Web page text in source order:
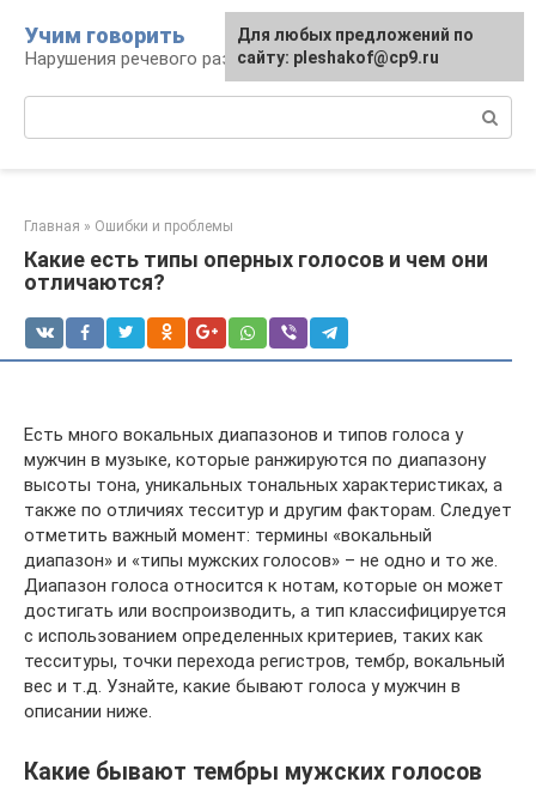
контенту
Учим говорить
Нарушения речевого развития
Главная » Ошибки и проблемы
Какие есть типы оперных голосов и чем они
отличаются?
Есть много вокальных диапазонов и типов голоса у
мужчин в музыке, которые ранжируются по диапазону
высоты тона, уникальных тональных характеристиках, а
также по отличиях тесситур и другим факторам. Следует
отметить важный момент: термины «вокальный
диапазон» и «типы мужских голосов» – не одно и то же.
Диапазон голоса относится к нотам, которые он может
достигать или воспроизводить, а тип классифицируется
с использованием определенных критериев, таких как
тесситуры, точки перехода регистров, тембр, вокальный
вес и т.д. Узнайте, какие бывают голоса у мужчин в
описании ниже.
Какие бывают тембры мужских голосов
Для любых предложений по
сайту: pleshakof@cp9.ru